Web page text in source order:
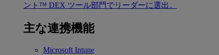
ント™ DEX ツール部門でリーダーに選出。
主な連携機能
Microsoft Intune